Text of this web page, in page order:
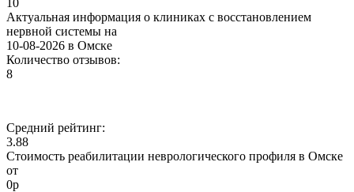
Актуальная информация о клиниках с восстановлением
нервной системы на
10-08-2026 в Омске
Количество отзывов:
8
Средний рейтинг:
3.88
Стоимость реабилитации неврологического профиля в Омске
от
0р